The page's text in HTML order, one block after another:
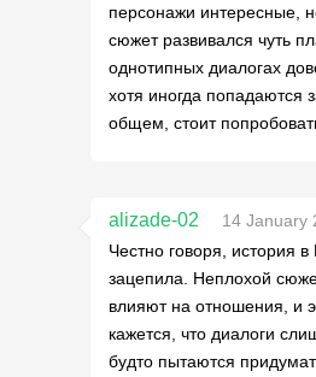
персонажи интересные,
сюжет развивался чуть
однотипных диалогах
хотя иногда
общем, стоит
alizade-02
14 January
Честно говоря, история
зацепила. Неплохой
влияют на отношения, и
кажется, что диалоги
будто пытаются